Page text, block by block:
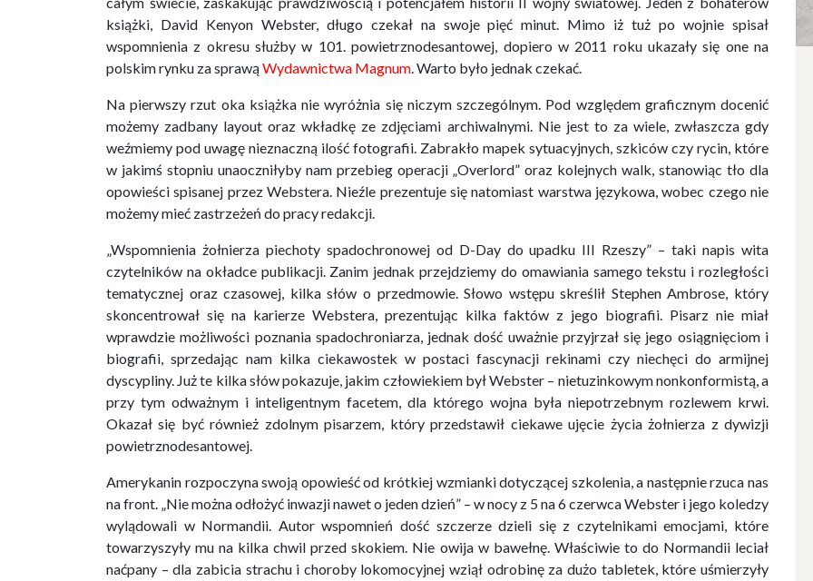
książki, David Kenyon Webster, długo czekał na swoje pięć minut. Mimo iż tuż po wojnie spisał
wspomnienia z okresu służby w 101. powietrznodesantowej, dopiero w 2011 roku ukazały się one na
polskim rynku za sprawąWydawnictwa Magnum. Warto było jednak czekać.
Na pierwszy rzut oka książka nie wyróżnia się niczym szczególnym. Pod względem graficznym docenić
możemy zadbany layout oraz wkładkę ze zdjęciami archiwalnymi. Nie jest to za wiele, zwłaszcza gdy
weźmiemy pod uwagę nieznaczną ilość fotografii. Zabrakło mapek sytuacyjnych, szkiców czy rycin, które
w jakimś stopniu unaoczniłyby nam przebieg operacji „Overlord” oraz kolejnych walk, stanowiąc tło dla
opowieści spisanej przez Webstera. Nieźle prezentuje się natomiast warstwa językowa, wobec czego nie
możemy mieć zastrzeżeń do pracy redakcji.
„Wspomnienia żołnierza piechoty spadochronowej od D-Day do upadku III Rzeszy” – taki napis wita
czytelników na okładce publikacji. Zanim jednak przejdziemy do omawiania samego tekstu i rozległości
tematycznej oraz czasowej, kilka słów o przedmowie. Słowo wstępu skreślił Stephen Ambrose, który
skoncentrował się na karierze Webstera, prezentując kilka faktów z jego biografii. Pisarz nie miał
wprawdzie możliwości poznania spadochroniarza, jednak dość uważnie przyjrzał się jego osiągnięciom i
biografii, sprzedając nam kilka ciekawostek w postaci fascynacji rekinami czy niechęci do armijnej
dyscypliny. Już te kilka słów pokazuje, jakim człowiekiem był Webster – nietuzinkowym nonkonformistą, a
przy tym odważnym i inteligentnym facetem, dla którego wojna była niepotrzebnym rozlewem krwi.
Okazał się być również zdolnym pisarzem, który przedstawił ciekawe ujęcie życia żołnierza z dywizji
powietrznodesantowej.
Amerykanin rozpoczyna swoją opowieść od krótkiej wzmianki dotyczącej szkolenia, a następnie rzuca nas
na front. „Nie można odłożyć inwazji nawet o jeden dzień” – w nocy z 5 na 6 czerwca Webster i jego koledzy
wylądowali w Normandii. Autor wspomnień dość szczerze dzieli się z czytelnikami emocjami, które
towarzyszyły mu na kilka chwil przed skokiem. Nie owija w bawełnę. Właściwie to do Normandii leciał
naćpany – dla zabicia strachu i choroby lokomocyjnej wziął odrobinę za dużo tabletek, które uśmierzyły